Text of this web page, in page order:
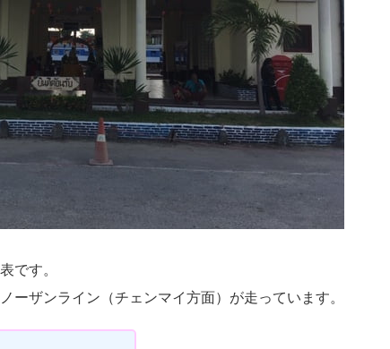
です。
ーザンライン（チェンマイ方面）が走っています。